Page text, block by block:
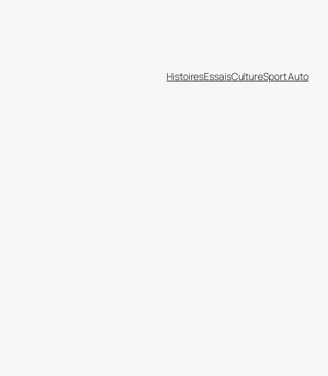
HistoiresEssaisCultureSport Auto